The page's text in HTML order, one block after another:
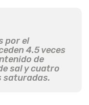
por el
4.5 veces
de
sal y cuatro
saturadas.